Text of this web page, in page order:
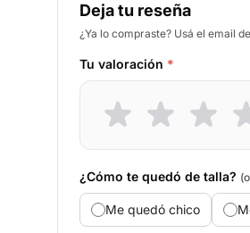
Deja tu reseña
¿Ya lo compraste? Usá el email
Tu valoración *
¿Cómo te quedó de talla?
Me quedó chico